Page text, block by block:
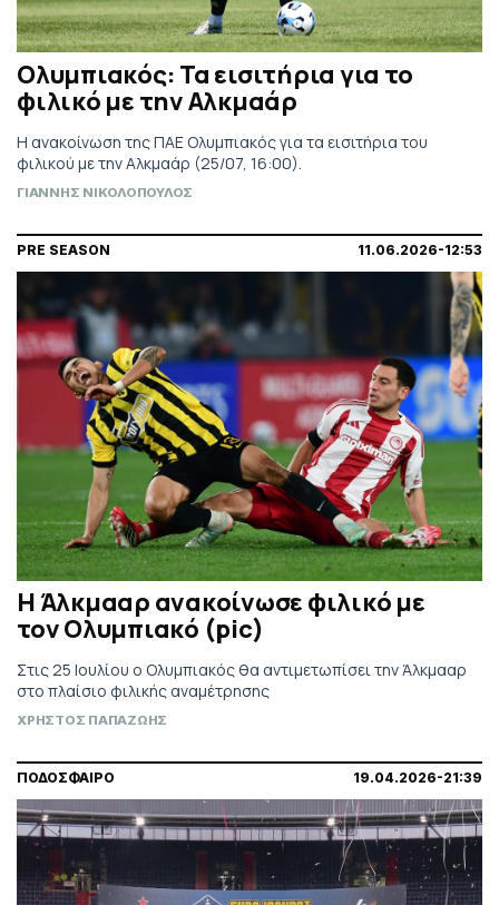
Ολυμπιακός: Τα εισιτήρια για το
φιλικό με την Αλκμαάρ
Η ανακοίνωση της ΠΑΕ Ολυμπιακός για τα εισιτήρια του
φιλικού με την Αλκμαάρ (25/07, 16:00).
ΓΙΑΝΝΗΣ ΝΙΚΟΛΟΠΟΥΛΟΣ
PRE SEASON 11.06.2026-12:53
Η Άλκμααρ ανακοίνωσε φιλικό με
τον Ολυμπιακό (pic)
Στις 25 Ιουλίου ο Ολυμπιακός θα αντιμετωπίσει την Άλκμααρ
στο πλαίσιο φιλικής αναμέτρησης
ΧΡΗΣΤΟΣ ΠΑΠΑΖΩΗΣ
ΠΟΔΟΣΦΑΙΡΟ 19.04.2026-21:39